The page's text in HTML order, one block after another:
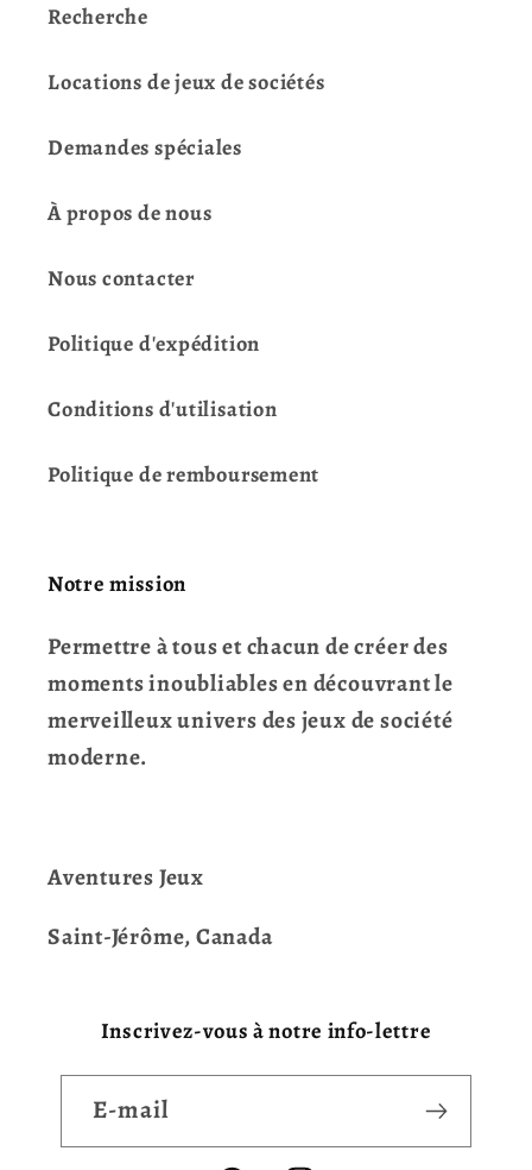
Recherche
Locations de jeux de sociétés
Demandes spéciales
À propos de nous
Nous contacter
Politique d'expédition
Conditions d'utilisation
Politique de remboursement
Notre mission
Permettre à tous et chacun de créer des
moments inoubliables en découvrant le
merveilleux univers des jeux de société
moderne.
Aventures Jeux
Saint-Jérôme, Canada
Inscrivez-vous à notre info-lettre
E-mail